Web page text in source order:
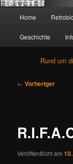
Zum
primären
Inhalt
springen
Zum
sekundären
Inhalt
springen
Home
Geschichte
Rund um
B
a
s
← Vorheriger
Veröffentlicht am